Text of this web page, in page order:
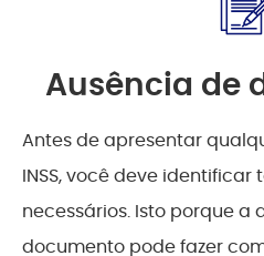
Ausência de
Antes de apresentar
INSS, você deve
necessários. Isto porque a
documento pode fazer